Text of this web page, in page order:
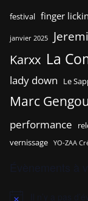
festival finger
janvier 2025
Karxx La
lady down Le
Marc
performance
vernissage YO-ZAA